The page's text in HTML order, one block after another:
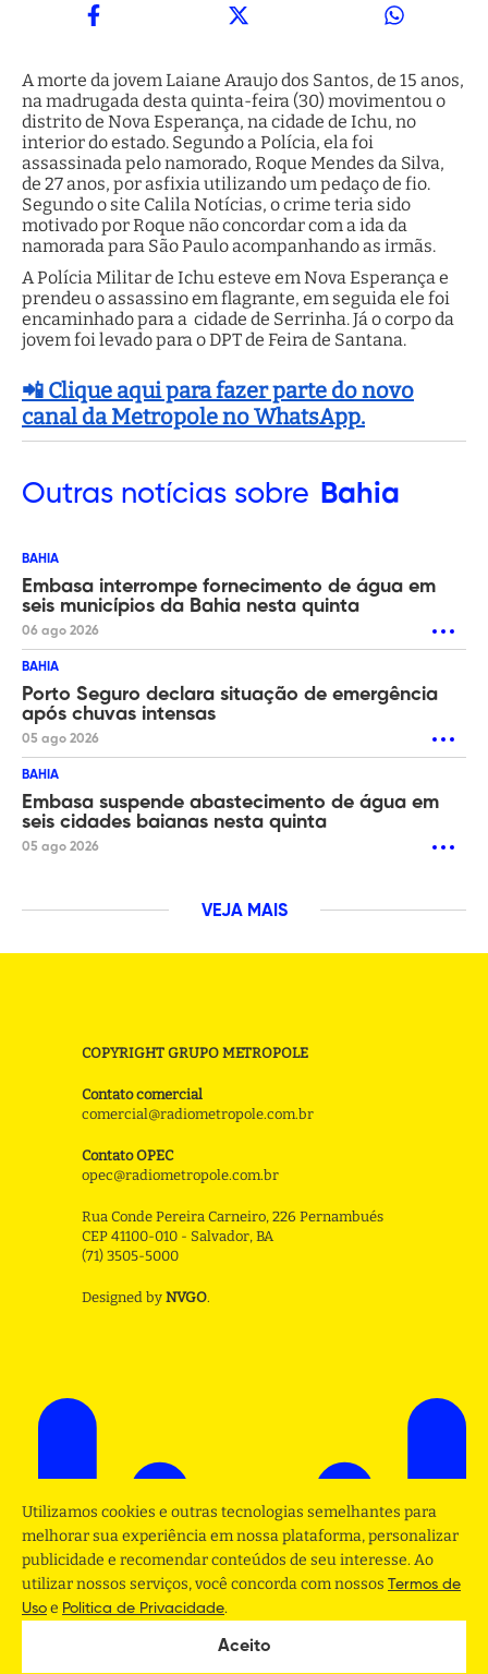
A morte da jovem Laiane Araujo dos Santos, de 15 anos,
na madrugada desta quinta-feira (30) movimentou o
distrito de Nova Esperança, na cidade de Ichu, no
interior do estado. Segundo a Polícia, ela foi
assassinada pelo namorado, Roque Mendes da Silva,
de 27 anos, por asfixia utilizando um pedaço de fio.
Segundo o site Calila Notícias, o crime teria sido
motivado por Roque não concordar com a ida da
namorada para São Paulo acompanhando as irmãs.
A Polícia Militar de Ichu esteve em Nova Esperança e
prendeu o assassino em flagrante, em seguida ele foi
encaminhado para a cidade de Serrinha. Já o corpo da
jovem foi levado para o DPT de Feira de Santana.
📲 Clique aqui para fazer parte do novo
canal da Metropole no WhatsApp.
Outras notícias sobre Bahia
BAHIA
Embasa interrompe fornecimento de água em
seis municípios da Bahia nesta quinta
06 ago 2026
BAHIA
Porto Seguro declara situação de emergência
após chuvas intensas
05 ago 2026
BAHIA
Embasa suspende abastecimento de água em
seis cidades baianas nesta quinta
05 ago 2026
VEJA MAIS
COPYRIGHT GRUPO METROPOLE
Contato comercial
comercial@radiometropole.com.br
Contato OPEC
opec@radiometropole.com.br
Rua Conde Pereira Carneiro, 226 Pernambués
CEP 41100-010 - Salvador, BA
(71) 3505-5000
Designed by NVGO.
Utilizamos cookies e outras tecnologias semelhantes para
melhorar sua experiência em nossa plataforma, personalizar
publicidade e recomendar conteúdos de seu interesse. Ao
utilizar nossos serviços, você concorda com nossos Termos de
Uso e Politica de Privacidade.
Aceito